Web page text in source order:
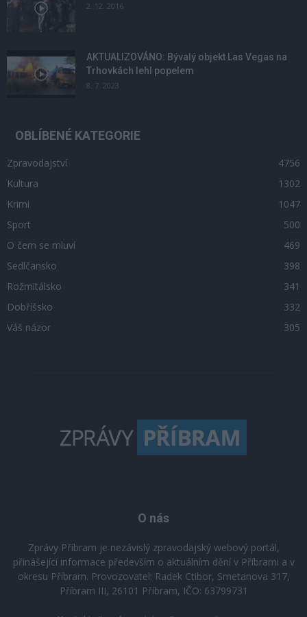
2. 12. 2016
AKTUALIZOVÁNO: Bývalý objekt Las Vegas na
Trhovkách lehl popelem
8. 7. 2023
OBLÍBENÉ KATEGORIE
Zpravodajství
4756
Kultura
1302
Krimi
1047
Sport
500
O čem se mluví
469
Sedlčansko
398
Rožmitálsko
341
Dobříšsko
332
Váš názor
305
O nás
Zprávy Příbram je nezávislý zpravodajský webový portál,
přinášející informace především o aktuálním dění v Příbrami a v
okresu Příbram. Provozovatel: Radek Ctibor, Smetanova 317,
Příbram III, 26101 Příbram, IČO: 63799731